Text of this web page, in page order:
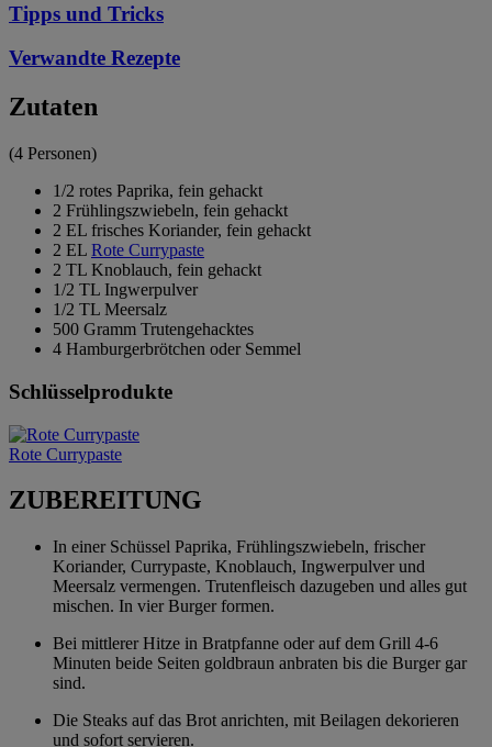
Tipps und Tricks
Verwandte Rezepte
Zutaten
(4 Personen)
1/2 rotes Paprika, fein gehackt
2 Frühlingszwiebeln, fein gehackt
2 EL frisches Koriander, fein gehackt
2 EL Rote Currypaste
2 TL Knoblauch, fein gehackt
1/2 TL Ingwerpulver
1/2 TL Meersalz
500 Gramm Trutengehacktes
4 Hamburgerbrötchen oder Semmel
Schlüsselprodukte
Rote Currypaste
ZUBEREITUNG
In einer Schüssel Paprika, Frühlingszwiebeln, frischer
Koriander, Currypaste, Knoblauch, Ingwerpulver und
Meersalz vermengen. Trutenfleisch dazugeben und alles gut
mischen. In vier Burger formen.
Bei mittlerer Hitze in Bratpfanne oder auf dem Grill 4-6
Minuten beide Seiten goldbraun anbraten bis die Burger gar
sind.
Die Steaks auf das Brot anrichten, mit Beilagen dekorieren
und sofort servieren.